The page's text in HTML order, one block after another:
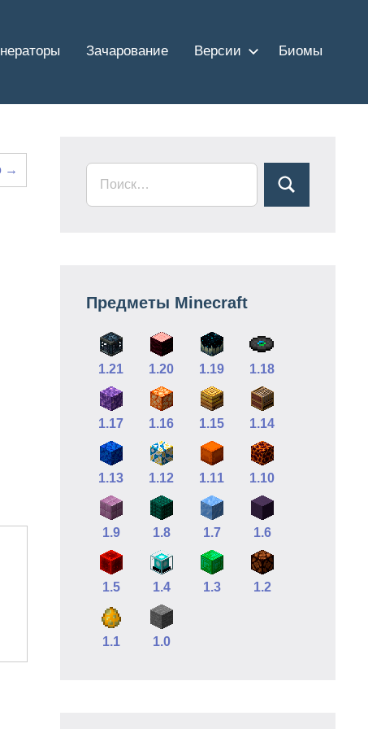
Зачарование Версии Биомы
→
Предметы Minecraft
1.21 1.20 1.19 1.18
1.17 1.16 1.15 1.14
1.13 1.12 1.11 1.10
1.9 1.8 1.7 1.6
1.5 1.4 1.3 1.2
1.1 1.0